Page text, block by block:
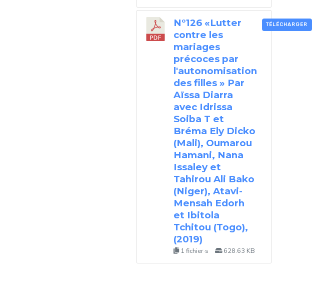
N°126 «Lutter
contre les
mariages
précoces par
l'autonomisation
des filles » Par
Aïssa Diarra
avec Idrissa
Soiba T et
Bréma Ely Dicko
(Mali), Oumarou
Hamani, Nana
Issaley et
Tahirou Ali Bako
(Niger), Atavi-
Mensah Edorh
et Ibitola
Tchitou (Togo),
(2019)
1 fichier·s 628.63 KB
TÉLÉCHARGER